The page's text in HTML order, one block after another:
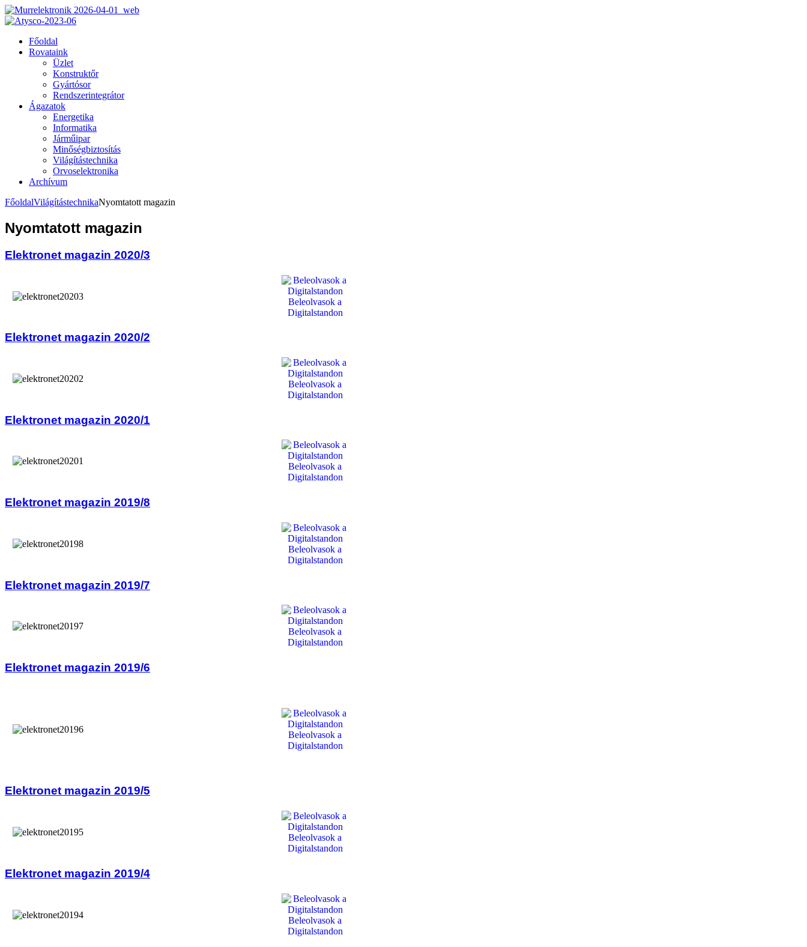
Főoldal
Rovataink
Üzlet
Konstruktőr
Gyártósor
Rendszerintegrátor
Ágazatok
Energetika
Informatika
Járműipar
Minőségbiztosítás
Világítástechnika
Orvoselektronika
Archívum
FőoldalVilágítástechnikaNyomtatott magazin
Nyomtatott magazin
Elektronet magazin 2020/3
Beleolvasok a
Digitalstandon
Elektronet magazin 2020/2
Beleolvasok a
Digitalstandon
Elektronet magazin 2020/1
Beleolvasok a
Digitalstandon
Elektronet magazin 2019/8
Beleolvasok a
Digitalstandon
Elektronet magazin 2019/7
Beleolvasok a
Digitalstandon
Elektronet magazin 2019/6
Beleolvasok a
Digitalstandon
Elektronet magazin 2019/5
Beleolvasok a
Digitalstandon
Elektronet magazin 2019/4
Beleolvasok a
Digitalstandon